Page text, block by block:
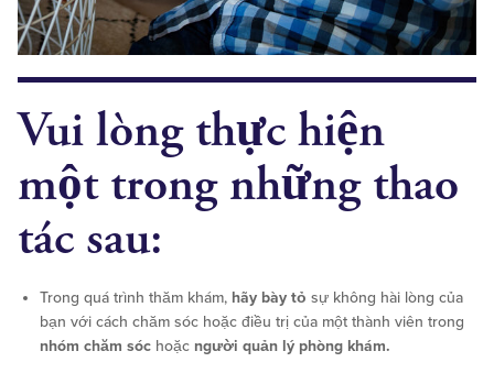
Vui lòng thực hiện
một trong những thao
tác sau:
Trong quá trình thăm khám, hãy bày tỏ sự không hài lòng của
bạn với cách chăm sóc hoặc điều trị của một thành viên trong
nhóm chăm sóc hoặc người quản lý phòng khám.